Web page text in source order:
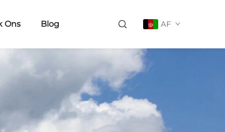
Ons Blog AF